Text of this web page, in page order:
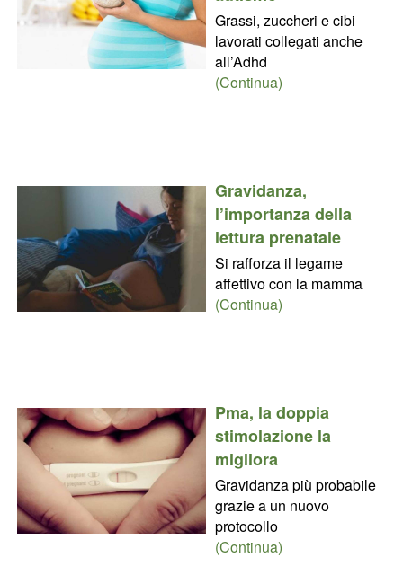
Grassi, zuccheri e cibi
lavorati collegati anche
all’Adhd
(Continua)
Gravidanza,
l’importanza della
lettura prenatale
Si rafforza il legame
affettivo con la mamma
(Continua)
Pma, la doppia
stimolazione la
migliora
Gravidanza più probabile
grazie a un nuovo
protocollo
(Continua)